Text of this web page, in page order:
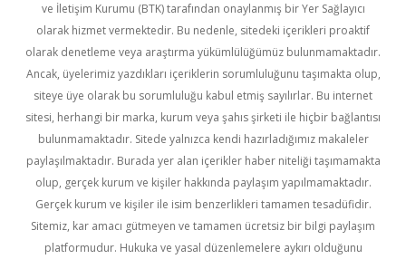
ve İletişim Kurumu (BTK) tarafından onaylanmış bir Yer Sağlayıcı
olarak hizmet vermektedir. Bu nedenle, sitedeki içerikleri proaktif
olarak denetleme veya araştırma yükümlülüğümüz bulunmamaktadır.
Ancak, üyelerimiz yazdıkları içeriklerin sorumluluğunu taşımakta olup,
siteye üye olarak bu sorumluluğu kabul etmiş sayılırlar. Bu internet
sitesi, herhangi bir marka, kurum veya şahıs şirketi ile hiçbir bağlantısı
bulunmamaktadır. Sitede yalnızca kendi hazırladığımız makaleler
paylaşılmaktadır. Burada yer alan içerikler haber niteliği taşımamakta
olup, gerçek kurum ve kişiler hakkında paylaşım yapılmamaktadır.
Gerçek kurum ve kişiler ile isim benzerlikleri tamamen tesadüfidir.
Sitemiz, kar amacı gütmeyen ve tamamen ücretsiz bir bilgi paylaşım
platformudur. Hukuka ve yasal düzenlemelere aykırı olduğunu